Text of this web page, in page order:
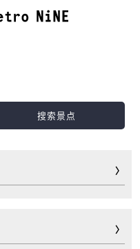
搜索景点